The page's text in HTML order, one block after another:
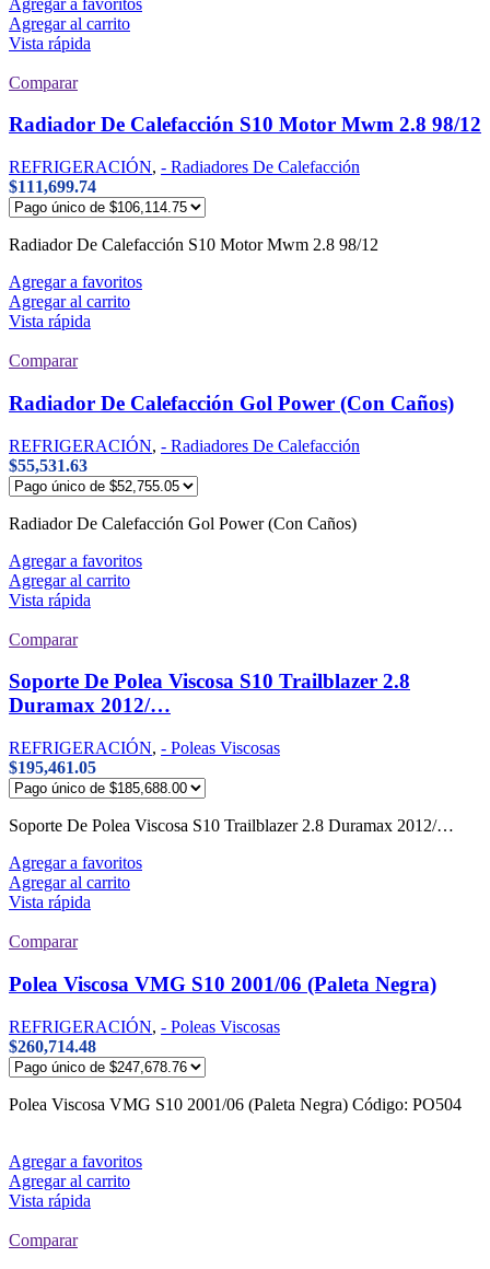
Agregar al carrito
Vista rápida
Comparar
Radiador De Calefacción S10 Motor Mwm 2.8 98/12
REFRIGERACIÓN, - Radiadores De Calefacción
$111,699.74
Radiador De Calefacción S10 Motor Mwm 2.8 98/12
Agregar a favoritos
Agregar al carrito
Vista rápida
Comparar
Radiador De Calefacción Gol Power (Con Caños)
REFRIGERACIÓN, - Radiadores De Calefacción
$55,531.63
Radiador De Calefacción Gol Power (Con Caños)
Agregar a favoritos
Agregar al carrito
Vista rápida
Comparar
Soporte De Polea Viscosa S10 Trailblazer 2.8
Duramax 2012/…
REFRIGERACIÓN, - Poleas Viscosas
$195,461.05
Soporte De Polea Viscosa S10 Trailblazer 2.8 Duramax 2012/…
Agregar a favoritos
Agregar al carrito
Vista rápida
Comparar
Polea Viscosa VMG S10 2001/06 (Paleta Negra)
REFRIGERACIÓN, - Poleas Viscosas
$260,714.48
Polea Viscosa VMG S10 2001/06 (Paleta Negra) Código: PO504
Agregar a favoritos
Agregar al carrito
Vista rápida
Comparar